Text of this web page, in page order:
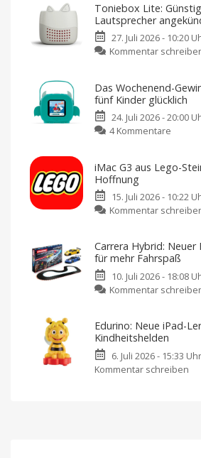
Toniebox Lite:
Lautsprecher
27. Juli 2026 - 10:20
Kommentar
Das Wochenend-
fünf Kinder glücklich
24. Juli 2026 - 20:00
4 Kommentare
fünf
Kinder
Tigerbox
mini
sorgt
für
iMac G3 aus Lego-
Hoffnung
15. Juli 2026 - 10:22
Kommentar
Carrera Hybrid:
für mehr Fahrspaß
10. Juli 2026 - 18:08
Kommentar
Edurino: Neue iPad-
Kindheitshelden
6. Juli 2026 - 15:33 Uhr
Kommentar schreiben